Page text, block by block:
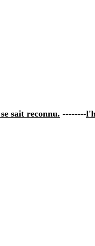
sait reconnu. --------